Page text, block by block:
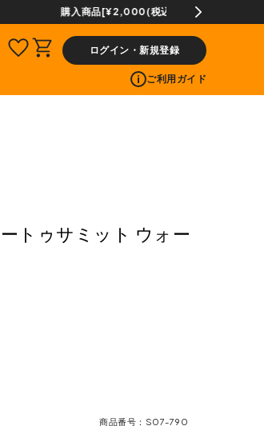
ログイン・新規登録
ご利用ガイド
トゥサミット ウォー
商品番号 S07-790